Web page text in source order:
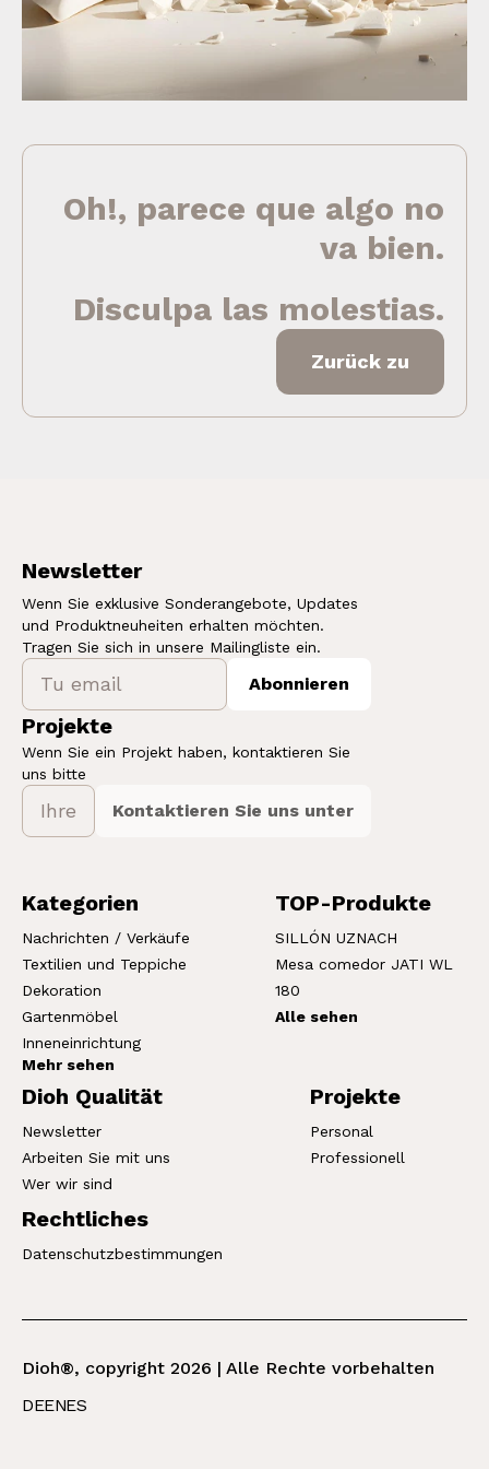
Oh!, parece que algo no
va bien.
Disculpa las molestias.
Zurück zu
Newsletter
Wenn Sie exklusive Sonderangebote, Updates
und Produktneuheiten erhalten möchten.
Tragen Sie sich in unsere Mailingliste ein.
Abonnieren
Projekte
Wenn Sie ein Projekt haben, kontaktieren Sie
uns bitte
Kontaktieren Sie uns unter
Kategorien
Nachrichten / Verkäufe
Textilien und Teppiche
Dekoration
Gartenmöbel
Inneneinrichtung
Mehr sehen
TOP-Produkte
SILLÓN UZNACH
Mesa comedor JATI WL
180
Alle sehen
Dioh Qualität
Newsletter
Arbeiten Sie mit uns
Wer wir sind
Projekte
Personal
Professionell
Rechtliches
Datenschutzbestimmungen
Dioh®, copyright 2026 | Alle Rechte vorbehalten
DEENES